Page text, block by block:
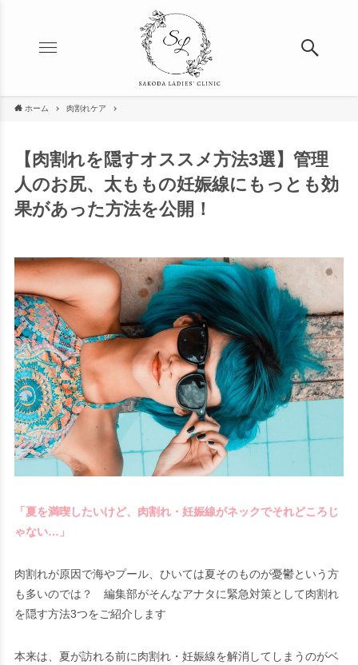
ホーム 肉割れケア
【肉割れを隠すオススメ方法3選】管理
人のお尻、太ももの妊娠線にもっとも効
果があった方法を公開！
「夏を満喫したいけど、肉割れ・妊娠線がネックでそれどころじ
ゃない…」
肉割れが原因で海やプール、ひいては夏そのものが憂鬱という方
も多いのでは？ 編集部がそんなアナタに緊急対策として肉割れ
を隠す方法3つをご紹介します
本来は、夏が訪れる前に肉割れ・妊娠線を解消してしまうのがベ